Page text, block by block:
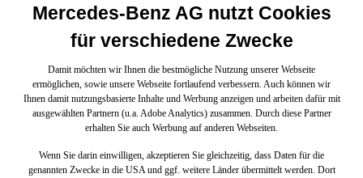
Mercedes-Benz AG nutzt Cookies
für verschiedene Zwecke
Damit möchten wir Ihnen die bestmögliche Nutzung unserer Webseite
ermöglichen, sowie unsere Webseite fortlaufend verbessern. Auch können wir
Ihnen damit nutzungsbasierte Inhalte und Werbung anzeigen und arbeiten dafür mit
ausgewählten Partnern (u.a. Adobe Analytics) zusammen. Durch diese Partner
erhalten Sie auch Werbung auf anderen Webseiten.
Wenn Sie darin einwilligen, akzeptieren Sie gleichzeitig, dass Daten für die
genannten Zwecke in die USA und ggf. weitere Länder übermittelt werden. Dort